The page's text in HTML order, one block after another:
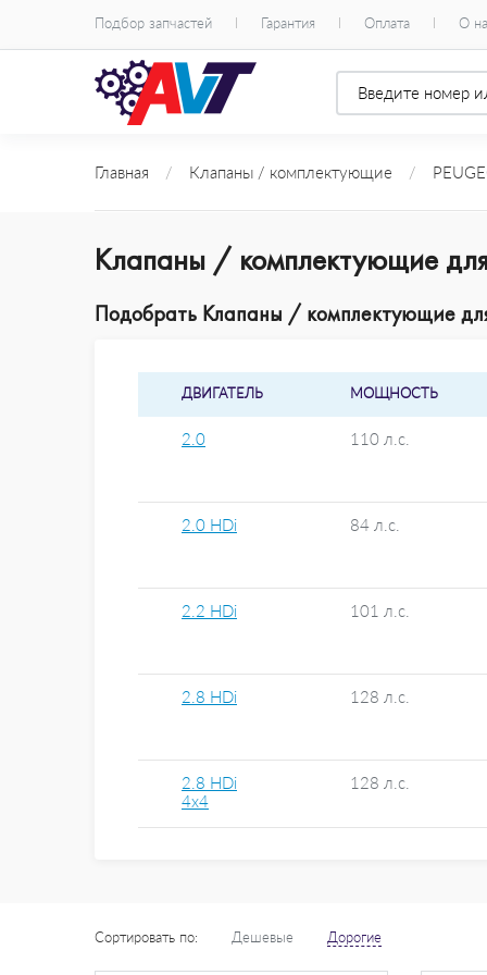
Подбор запчастей Гарантия Оплата О
Главная / Клапаны / комплектующие /
Клапаны / комплектующие для
Подобрать Клапаны / комплектующие для
ДВИГАТЕЛЬ МОЩНОСТЬ
2.0 110 л.с.
2.0 HDi 84 л.с.
2.2 HDi 101 л.с.
2.8 HDi 128 л.с.
2.8 HDi
4x4
128 л.с.
Сортировать по: Дешевые Дорогие